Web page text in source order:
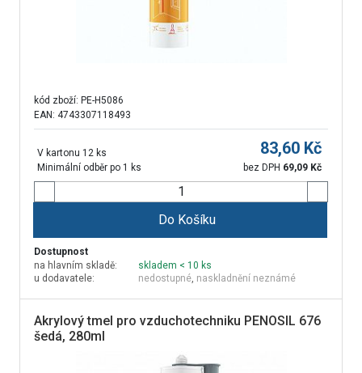
kód zboží: PE-H5086
EAN: 4743307118493
V kartonu 12 ks
Minimální odběr po 1 ks
83,60 Kč
bez DPH 69,09 Kč
Do Košíku
Dostupnost
na hlavním skladě:
skladem < 10 ks
u dodavatele:
nedostupné, naskladnění neznámé
Akrylový tmel pro vzduchotechniku PENOSIL 676
šedá, 280ml